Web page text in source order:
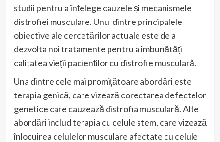
studii pentru a înțelege cauzele și mecanismele
distrofiei musculare. Unul dintre principalele
obiective ale cercetărilor actuale este de a
dezvolta noi tratamente pentru a îmbunătăți
calitatea vieții pacienților cu distrofie musculară.
Una dintre cele mai promițătoare abordări este
terapia genică, care vizează corectarea defectelor
genetice care cauzează distrofia musculară. Alte
abordări includ terapia cu celule stem, care vizează
înlocuirea celulelor musculare afectate cu celule